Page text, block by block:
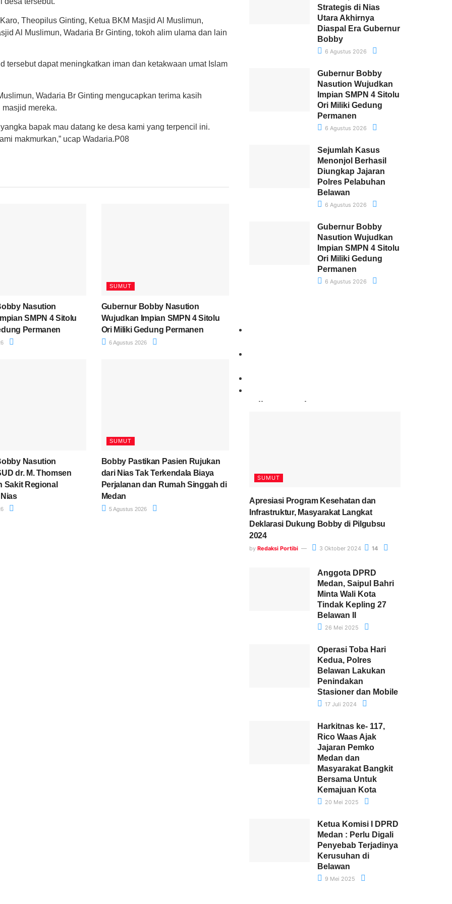
Theopilus Ginting, Ketua BKM Masjid Al Muslimun,
Al Muslimun, Wadaria Br Ginting, tokoh alim ulama dan lain
tersebut dapat meningkatkan iman dan ketakwaan umat Islam
Wadaria Br Ginting mengucapkan terima kasih
mereka.
bapak mau datang ke desa kami yang terpencil ini.
makmurkan,” ucap Wadaria.P08
Nasution
SMPN 4 Sitolu
Permanen
SUMUT
Gubernur Bobby Nasution
Wujudkan Impian SMPN 4 Sitolu
Ori Miliki Gedung Permanen
6 Agustus 2026
Nasution
dr. M. Thomsen
Sakit Regional
SUMUT
Bobby Pastikan Pasien Rujukan
dari Nias Tak Terkendala Biaya
Perjalanan dan Rumah Singgah di
Medan
5 Agustus 2026
Strategis di Nias
Utara Akhirnya
Diaspal Era Gubernur
Bobby
6 Agustus 2026
Gubernur Bobby
Nasution Wujudkan
Impian SMPN 4 Sitolu
Ori Miliki Gedung
Permanen
6 Agustus 2026
Sejumlah Kasus
Menonjol Berhasil
Diungkap Jajaran
Polres Pelabuhan
Belawan
6 Agustus 2026
Gubernur Bobby
Nasution Wujudkan
Impian SMPN 4 Sitolu
Ori Miliki Gedung
Permanen
6 Agustus 2026
Paling Banyak Komentar
SUMUT
Apresiasi Program Kesehatan dan
Infrastruktur, Masyarakat Langkat
Deklarasi Dukung Bobby di Pilgubsu
2024
by Redaksi Portibi 3 Oktober 2024 14
Anggota DPRD
Medan, Saipul Bahri
Minta Wali Kota
Tindak Kepling 27
Belawan II
26 Mei 2025
Operasi Toba Hari
Kedua, Polres
Belawan Lakukan
Penindakan
Stasioner dan Mobile
17 Juli 2024
Harkitnas ke- 117,
Rico Waas Ajak
Jajaran Pemko
Medan dan
Masyarakat Bangkit
Bersama Untuk
Kemajuan Kota
20 Mei 2025
Ketua Komisi I DPRD
Medan : Perlu Digali
Penyebab Terjadinya
Kerusuhan di
Belawan
9 Mei 2025